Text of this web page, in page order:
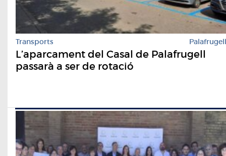
Transports Palafrugell
L’aparcament del Casal de Palafrugell
passarà a ser de rotació